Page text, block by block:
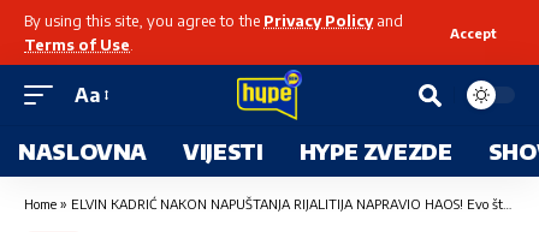
By using this site, you agree to the Privacy Policyand
Terms of Use
Accept
Aa
NASLOVNA VIJESTI HYPE ZVEZDE
Home » ELVIN KADRIĆ NAKON NAPUŠTANJA RIJALITIJA NAPRAVIO HAOS! Evo šta je poručio!